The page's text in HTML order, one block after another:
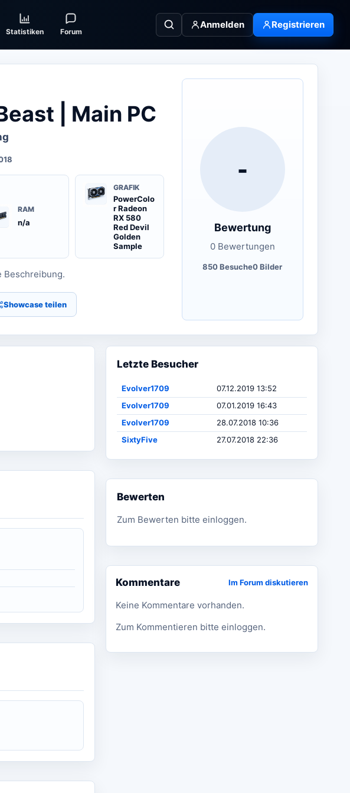
Statistiken Forum
Anmelden Registrieren
| Main PC
RAM
n/a
GRAFIK
PowerColo
r Radeon
RX 580
Red Devil
Golden
Sample
Beschreibung.
Showcase teilen
-
Bewertung
0 Bewertungen
850 Besuche0 Bilder
Letzte Besucher
Evolver1709
07.12.2019 13:52
Evolver1709
07.01.2019 16:43
Evolver1709
28.07.2018 10:36
SixtyFive
27.07.2018 22:36
Bewerten
Zum Bewerten bitte einloggen.
Kommentare Im Forum diskutieren
Keine Kommentare vorhanden.
Zum Kommentieren bitte einloggen.